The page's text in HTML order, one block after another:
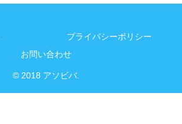
プライバシーポリシー
お問い合わせ
© 2018 アソビバ.